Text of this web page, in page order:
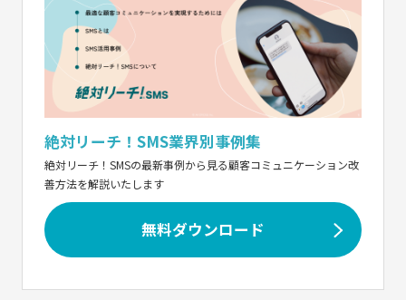
絶対リーチ！SMS業界別事例集
絶対リーチ！SMSの最新事例から見る顧客コミュニケーション改
善方法を解説いたします
無料ダウンロード